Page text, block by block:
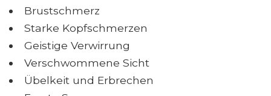
Brustschmerz
Starke Kopfschmerzen
Geistige Verwirrung
Verschwommene Sicht
Übelkeit und Erbrechen